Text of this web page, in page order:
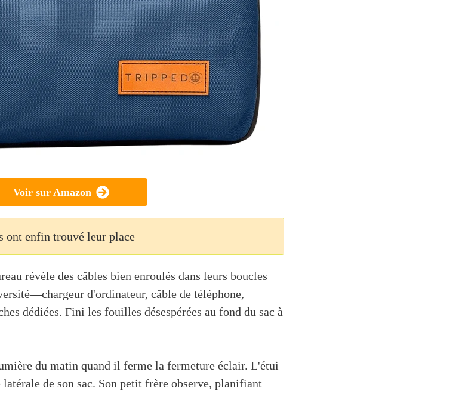
Voir sur Amazon
ont enfin trouvé leur place
révèle des câbles bien enroulés dans leurs boucles
d'ordinateur, câble de téléphone,
dédiées. Fini les fouilles désespérées au fond du sac à
du matin quand il ferme la fermeture éclair. L'étui
de son sac. Son petit frère observe, planifiant